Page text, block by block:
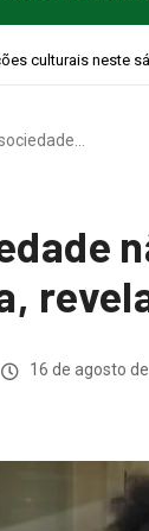
suspense
16 de agosto